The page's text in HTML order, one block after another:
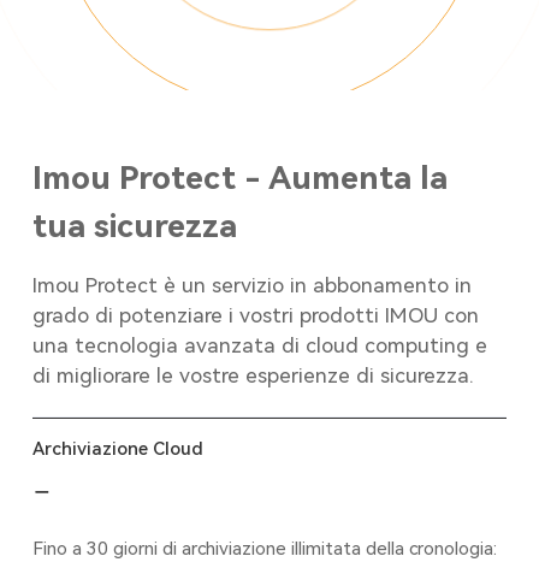
Imou Protect - Aumenta la
tua sicurezza
Imou Protect è un servizio in abbonamento in
grado di potenziare i vostri prodotti IMOU con
una tecnologia avanzata di cloud computing e
di migliorare le vostre esperienze di sicurezza.
Archiviazione Cloud
Fino a 30 giorni di archiviazione illimitata della cronologia: